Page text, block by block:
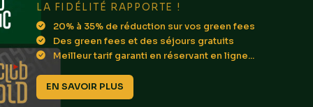
LA FIDÉLITÉ RAPPORTE !
20% à 35% de réduction sur vos green fees
Des green fees et des séjours gratuits
Meilleur tarif garanti en réservant en ligne...
EN SAVOIR PLUS